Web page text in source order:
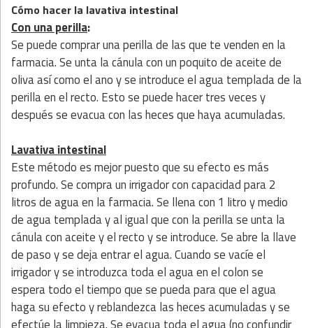
Cómo hacer la lavativa intestinal
Con una perilla:
Se puede comprar una perilla de las que te venden en la
farmacia. Se unta la cánula con un poquito de aceite de
oliva así como el ano y se introduce el agua templada de la
perilla en el recto. Esto se puede hacer tres veces y
después se evacua con las heces que haya acumuladas.
Lavativa intestinal
Este método es mejor puesto que su efecto es más
profundo. Se compra un irrigador con capacidad para 2
litros de agua en la farmacia. Se llena con 1 litro y medio
de agua templada y al igual que con la perilla se unta la
cánula con aceite y el recto y se introduce. Se abre la llave
de paso y se deja entrar el agua. Cuando se vacíe el
irrigador y se introduzca toda el agua en el colon se
espera todo el tiempo que se pueda para que el agua
haga su efecto y reblandezca las heces acumuladas y se